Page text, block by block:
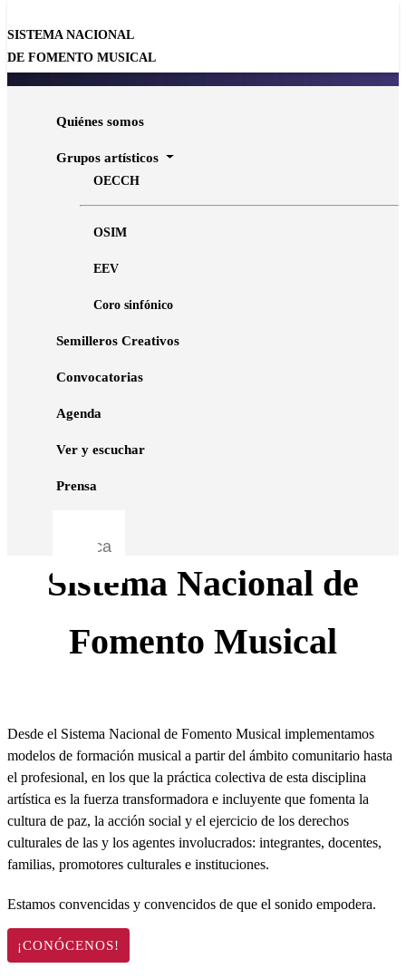
SISTEMA NACIONAL
DE FOMENTO MUSICAL
Quiénes somos
Grupos artísticos
OECCH
OSIM
EEV
Coro sinfónico
Semilleros Creativos
Convocatorias
Agenda
Ver y escuchar
Prensa
OECCh 2026
Sistema Nacional de
Fomento Musical
Desde el Sistema Nacional de Fomento Musical implementamos
modelos de formación musical a partir del ámbito comunitario hasta
el profesional, en los que la práctica colectiva de esta disciplina
artística es la fuerza transformadora e incluyente que fomenta la
cultura de paz, la acción social y el ejercicio de los derechos
culturales de las y los agentes involucrados: integrantes, docentes,
familias, promotores culturales e instituciones.
Estamos convencidas y convencidos de que el sonido empodera.
¡CONÓCENOS!